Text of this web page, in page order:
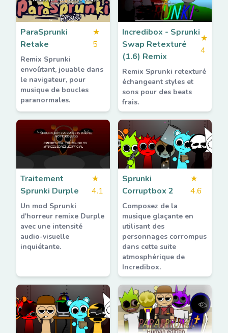
ParaSprunki
Retake
★
5
Remix Sprunki
envoûtant, jouable dans
le navigateur, pour
musique de boucles
paranormales.
Incredibox - Sprunki
Swap Retexturé
(1.6) Remix
★
4
Remix Sprunki retexturé
échangeant styles et
sons pour des beats
frais.
Traitement
Sprunki Durple
★
4.1
Un mod Sprunki
d'horreur remixe Durple
avec une intensité
audio-visuelle
inquiétante.
Sprunki
Corruptbox 2
★
4.6
Composez de la
musique glaçante en
utilisant des
personnages corrompus
dans cette suite
atmosphérique de
Incredibox.